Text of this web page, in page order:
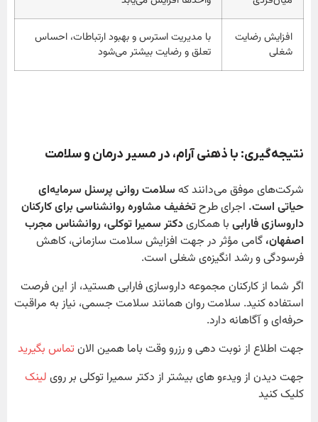
افزایش رضایت
شغلی
با مدیریت استرس و بهبود ارتباطات، احساس
تعلق و رضایت بیشتر می‌شود
نتیجه‌گیری: با ذهنی آرام، در مسیر درمان و سلامت
شرکت‌های موفق می‌دانند کهسلامت روانی پرسنل سرمایه‌ای
حیاتی است.اجرای طرحتخفیف مشاوره روانشناسی برای کارکنان
داروسازی فارابیبا همکاریدکتر سمیرا توکلی، روانشناس مجرب
اصفهان،گامی مؤثر در جهت افزایش سلامت سازمانی، کاهش
فرسودگی و رشد انگیزه‌ی شغلی است.
اگر شما از کارکنان مجموعه داروسازی فارابی هستید، از این فرصت
استفاده کنید. سلامت روان همانند سلامت جسمی، نیاز به مراقبت
حرفه‌ای و آگاهانه دارد.
جهت اطلاع از نوبت دهی و رزرو وقت باما همین الانتماس بگیرید
جهت دیدن از ویدءو های بیشتر از دکتر سمیرا توکلی بر رویلینک
کلیک کنید